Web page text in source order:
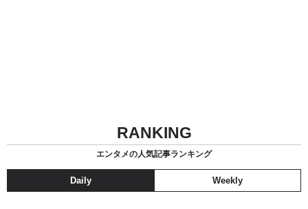
RANKING
エンタメの人気記事ランキング
Daily Weekly